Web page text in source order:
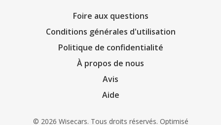
Foire aux questions
Conditions générales d'utilisation
Politique de confidentialité
À propos de nous
Avis
Aide
© 2026 Wisecars. Tous droits réservés. Optimisé